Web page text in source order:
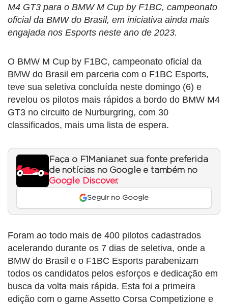
M4 GT3 para o BMW M Cup by F1BC, campeonato
oficial da BMW do Brasil, em iniciativa ainda mais
engajada nos Esports neste ano de 2023.
O BMW M Cup by F1BC, campeonato oficial da
BMW do Brasil em parceria com o F1BC Esports,
teve sua seletiva concluída neste domingo (6) e
revelou os pilotos mais rápidos a bordo do BMW M4
GT3 no circuito de Nurburgring, com 30
classificados, mais uma lista de espera.
Faça o F1Mania.net sua fonte preferida
de notícias no Google e também no
Google Discover.
Seguir no Google
Foram ao todo mais de 400 pilotos cadastrados
acelerando durante os 7 dias de seletiva, onde a
BMW do Brasil e o F1BC Esports parabenizam
todos os candidatos pelos esforços e dedicação em
busca da volta mais rápida. Esta foi a primeira
edição com o game Assetto Corsa Competizione e